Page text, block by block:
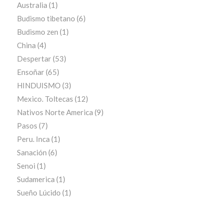
Australia (1)
Budismo tibetano (6)
Budismo zen (1)
China (4)
Despertar(53)
Ensoñar(65)
HINDUISMO (3)
Mexico. Toltecas (12)
Nativos Norte America (9)
Pasos (7)
Peru. Inca (1)
Sanación (6)
Senoi (1)
Sudamerica (1)
Sueño Lúcido (1)